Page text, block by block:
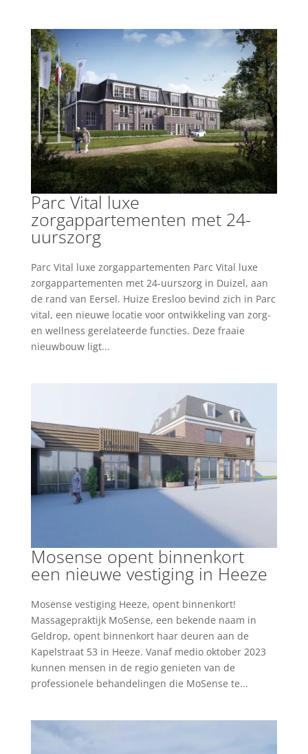
Parc Vital luxe
zorgappartementen met 24-
uurszorg
Parc Vital luxe zorgappartementen Parc Vital luxe
zorgappartementen met 24-uurszorg in Duizel, aan
de rand van Eersel. Huize Eresloo bevind zich in Parc
vital, een nieuwe locatie voor ontwikkeling van zorg-
en wellness gerelateerde functies. Deze fraaie
nieuwbouw ligt...
Mosense opent binnenkort
een nieuwe vestiging in Heeze
Mosense vestiging Heeze, opent binnenkort!
Massagepraktijk MoSense, een bekende naam in
Geldrop, opent binnenkort haar deuren aan de
Kapelstraat 53 in Heeze. Vanaf medio oktober 2023
kunnen mensen in de regio genieten van de
professionele behandelingen die MoSense te...